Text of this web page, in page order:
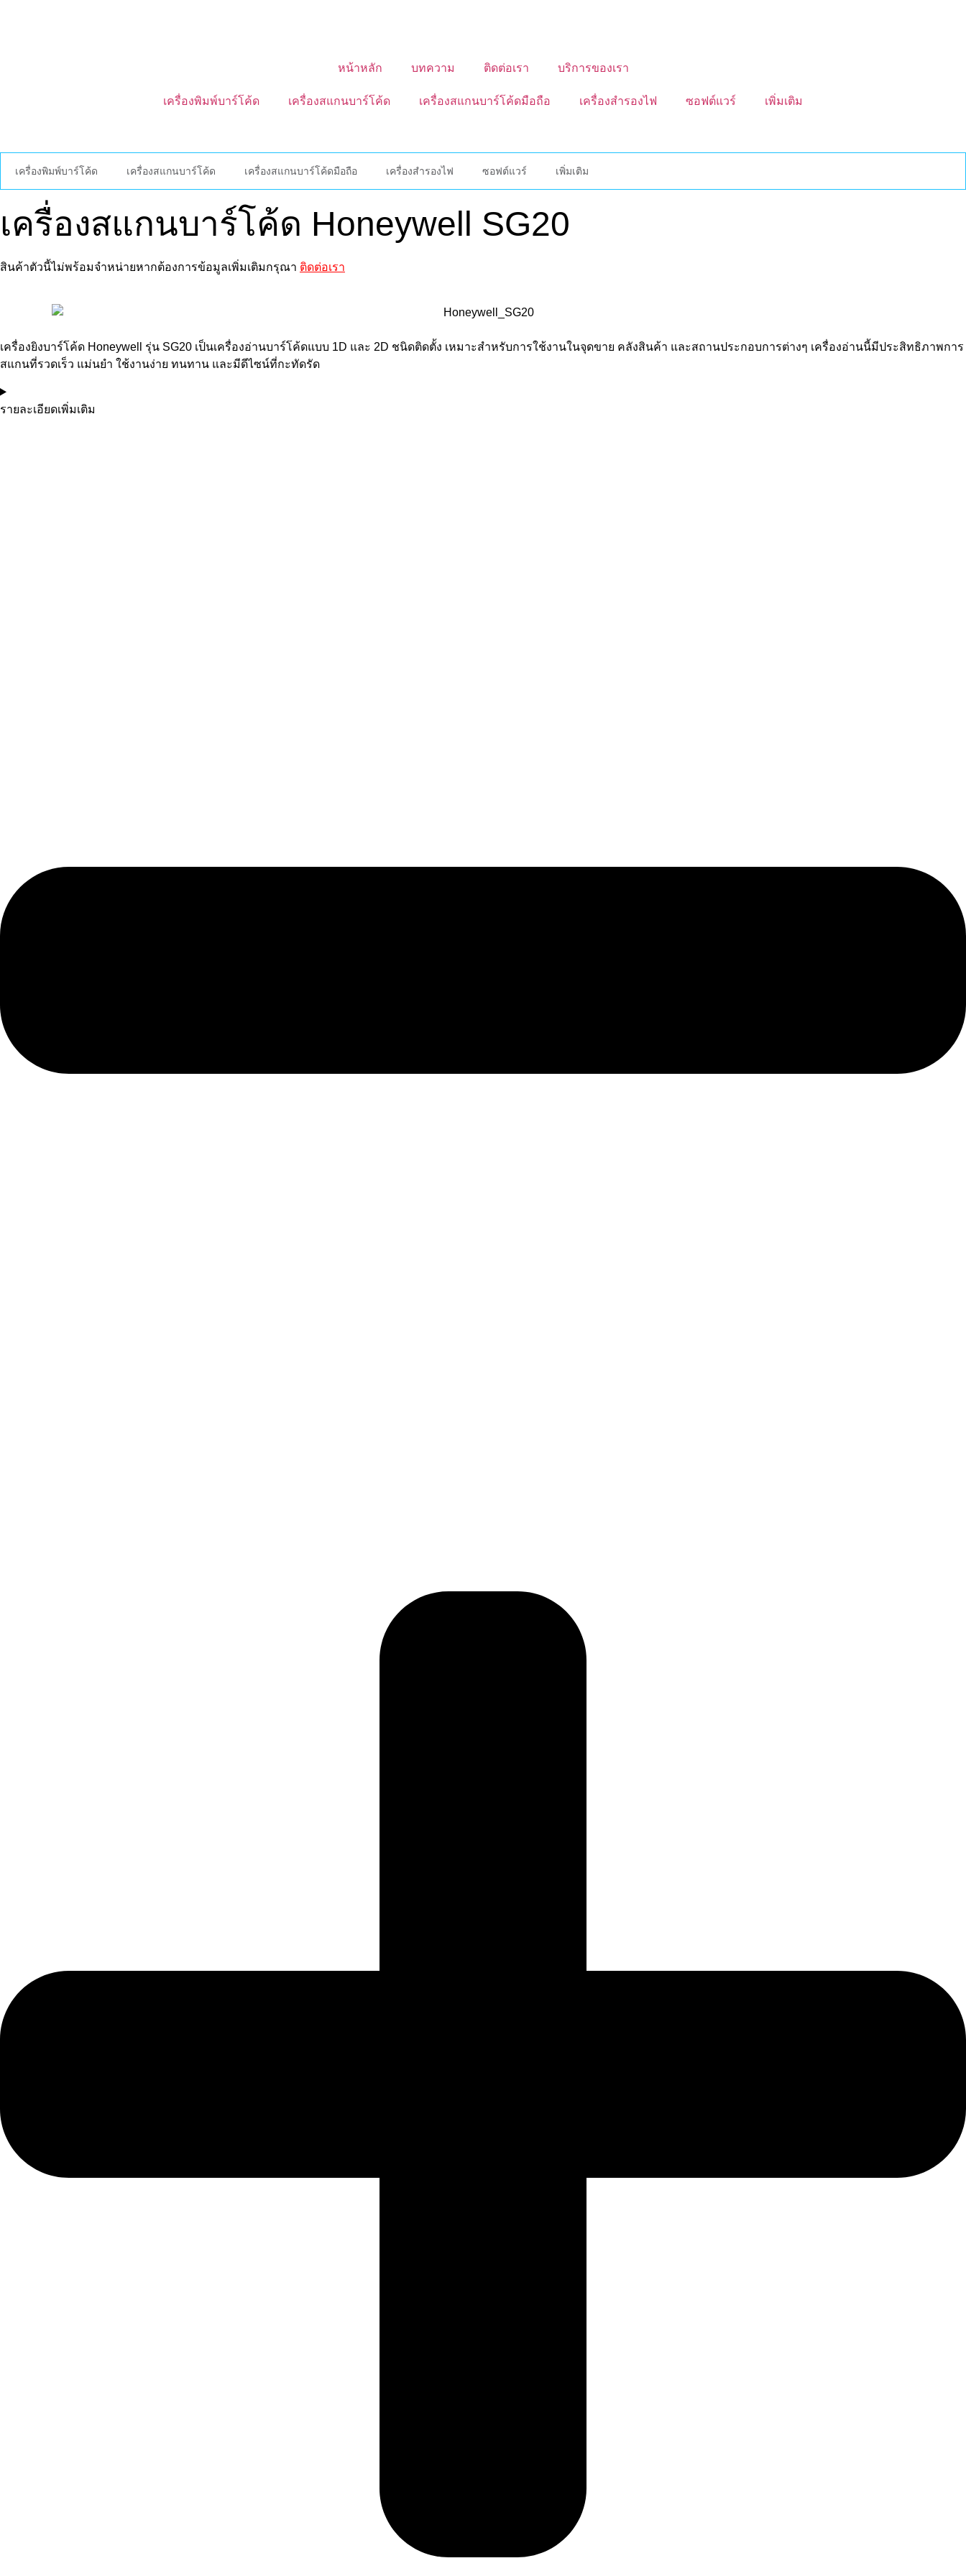
หน้าหลัก บทความ ติดต่อเรา บริการของเรา
เครื่องพิมพ์บาร์โค้ด เครื่องสแกนบาร์โค้ด เครื่องสแกนบาร์โค้ดมือถือ เครื่องสำรองไฟ ซอฟต์แวร์ เพิ่มเติม
เครื่องพิมพ์บาร์โค้ด เครื่องสแกนบาร์โค้ด เครื่องสแกนบาร์โค้ดมือถือ เครื่องสำรองไฟ ซอฟต์แวร์ เพิ่มเติม
เครื่องสแกนบาร์โค้ด Honeywell SG20
สินค้าตัวนี้ไม่พร้อมจำหน่ายหากต้องการข้อมูลเพิ่มเติมกรุณา ติดต่อเรา
เครื่องยิงบาร์โค้ด Honeywell รุ่น SG20 เป็นเครื่องอ่านบาร์โค้ดแบบ 1D และ 2D ชนิดติดตั้ง เหมาะสำหรับการใช้งานในจุดขาย คลังสินค้า และสถานประกอบการต่างๆ เครื่องอ่านนี้มีประสิทธิภาพการ
สแกนที่รวดเร็ว แม่นยำ ใช้งานง่าย ทนทาน และมีดีไซน์ที่กะทัดรัด
รายละเอียดเพิ่มเติม